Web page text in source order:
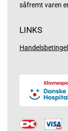
såfremt varen
LINKS